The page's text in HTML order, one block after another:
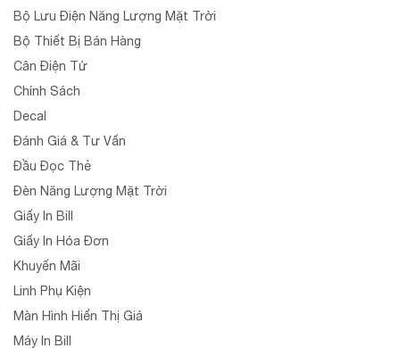
Bộ Lưu Điện Năng Lượng Mặt Trời
Bộ Thiết Bị Bán Hàng
Cân Điện Tử
Chính Sách
Decal
Đánh Giá & Tư Vấn
Đầu Đọc Thẻ
Đèn Năng Lượng Mặt Trời
Giấy In Bill
Giấy In Hóa Đơn
Khuyến Mãi
Linh Phụ Kiện
Màn Hình Hiển Thị Giá
Máy In Bill